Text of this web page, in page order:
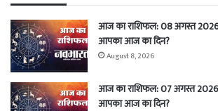
आज का राशिफल: 08 अगस्त 2026
आपका आज का दिन?
August 8, 2026
आज का राशिफल: 07 अगस्त 2026
आपका आज का दिन?